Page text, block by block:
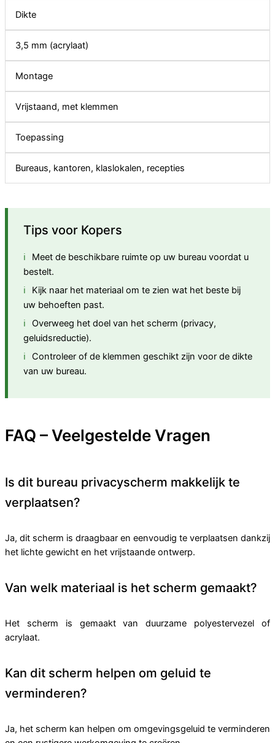
Dikte
3,5 mm (acrylaat)
Montage
Vrijstaand, met klemmen
Toepassing
Bureaus, kantoren, klaslokalen, recepties
Tips voor Kopers
Meet de beschikbare ruimte op uw bureau voordat u
bestelt.
Kijk naar het materiaal om te zien wat het beste bij
uw behoeften past.
Overweeg het doel van het scherm (privacy,
geluidsreductie).
Controleer of de klemmen geschikt zijn voor de dikte
van uw bureau.
FAQ – Veelgestelde Vragen
Is dit bureau privacyscherm makkelijk te
verplaatsen?
Ja, dit scherm is draagbaar en eenvoudig te verplaatsen dankzij
het lichte gewicht en het vrijstaande ontwerp.
Van welk materiaal is het scherm gemaakt?
Het scherm is gemaakt van duurzame polyestervezel of
acrylaat.
Kan dit scherm helpen om geluid te
verminderen?
Ja, het scherm kan helpen om omgevingsgeluid te verminderen